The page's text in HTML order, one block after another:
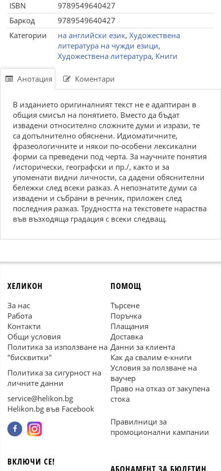
ISBN
9789549640427
Баркод
9789549640427
Категории
на английски език, Художествена
литература на чужди езици,
Художествена литература, Книги
Анотация Коментари
В изданието оригиналният текст не е адаптиран в
общия смисъл на понятието. Вместо да бъдат
извадени относително сложните думи и изрази, те
са допълнително обяснени. Идиоматичните,
фразеологичните и някои по-особени лексикални
форми са преведени под черта. За научните понятия
/исторически, географски и пр./, както и за
упоменати видни личности, са дадени обяснителни
бележки след всеки разказ. А непознатите думи са
извадени и събрани в речник, приложен след
последния разказ. Трудността на текстовете нараства
във възходяща градация с всеки следващ.
ХЕЛИКОН
За нас
Работа
Контакти
Общи условия
Политика за използване на
"бисквитки"
Политика за сигурност на
личните данни
service@helikon.bg
Helikon.bg във Facebook
ПОМОЩ
Търсене
Поръчка
Плащания
Доставка
Данни за клиента
Как да свалим е-книги
Условия за ползване на
ваучер
Право на отказ от закупена
стока
Правилници за
промоционални кампании
ВКЛЮЧИ СЕ!